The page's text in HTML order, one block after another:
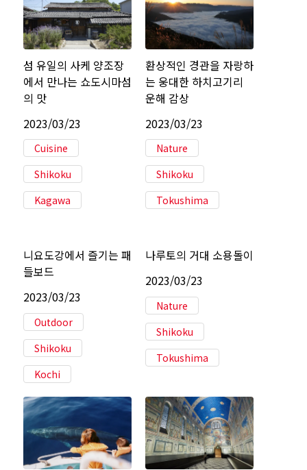
섬 유일의 사케 양조장
에서 만나는 쇼도시마섬
의 맛
2023/03/23
Cuisine
Shikoku
Kagawa
환상적인 경관을 자랑하
는 웅대한 하치고기리
운해 감상
2023/03/23
Nature
Shikoku
Tokushima
니요도강에서 즐기는 패
들보드
2023/03/23
Outdoor
Shikoku
Kochi
나루토의 거대 소용돌이
2023/03/23
Nature
Shikoku
Tokushima